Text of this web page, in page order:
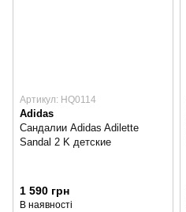
Артикул: HQ0114
Adidas
Сандалии Adidas Adilette
Sandal 2 K детские
1 590 грн
В наявності